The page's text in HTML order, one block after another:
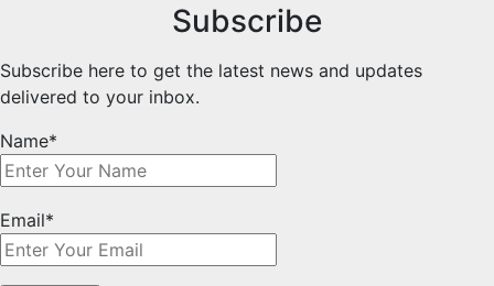
Subscribe
Subscribe here to get the latest news and updates
delivered to your inbox.
Name*
Email*